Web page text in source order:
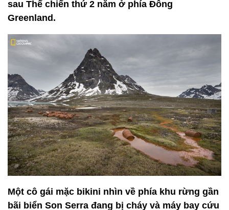
sau Thế chiến thứ 2 nằm ở phía Đông
Greenland.
Một cô gái mặc bikini nhìn về phía khu rừng gần
bãi biển Son Serra đang bị cháy và máy bay cứu